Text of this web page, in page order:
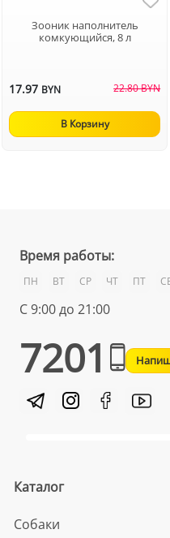
Зооник наполнитель
комкующийся, 8 л
17.97 BYN 22.80 BYN
В Корзину
Время работы:
ПН ВТ СР ЧТ ПТ
С 9:00 до 21:00
7201
Каталог
Собаки